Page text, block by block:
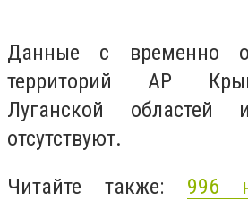
Данные с временно
территорий АР
Луганской областей
отсутствуют.
Читайте также: 996